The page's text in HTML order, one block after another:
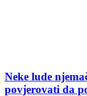
Neke lude
povjerovati da